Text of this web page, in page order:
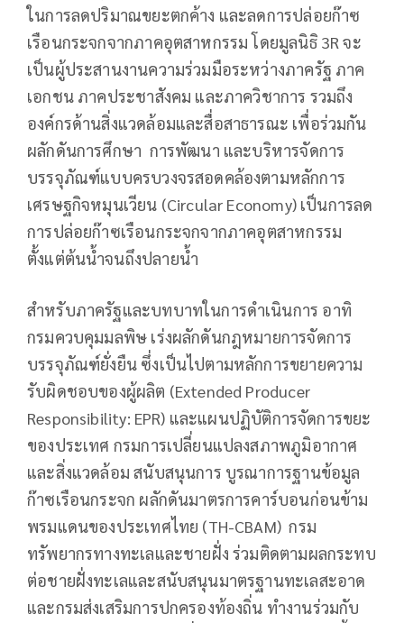
ในการลดปริมาณขยะตกค้าง และลดการปล่อยก๊าซ
เรือนกระจกจากภาคอุตสาหกรรม โดยมูลนิธิ 3R จะ
เป็นผู้ประสานงานความร่วมมือระหว่างภาครัฐ ภาค
เอกชน ภาคประชาสังคม และภาควิชาการ รวมถึง
องค์กรด้านสิ่งแวดล้อมและสื่อสาธารณะ เพื่อร่วมกัน
ผลักดันการศึกษา การพัฒนา และบริหารจัดการ
บรรจุภัณฑ์แบบครบวงจรสอดคล้องตามหลักการ
เศรษฐกิจหมุนเวียน (Circular Economy) เป็นการลด
การปล่อยก๊าซเรือนกระจกจากภาคอุตสาหกรรม
ตั้งแต่ต้นน้ำจนถึงปลายน้ำ
สำหรับภาครัฐและบทบาทในการดำเนินการ อาทิ
กรมควบคุมมลพิษ เร่งผลักดันกฎหมายการจัดการ
บรรจุภัณฑ์ยั่งยืน ซึ่งเป็นไปตามหลักการขยายความ
รับผิดชอบของผู้ผลิต (Extended Producer
Responsibility: EPR) และแผนปฏิบัติการจัดการขยะ
ของประเทศ กรมการเปลี่ยนแปลงสภาพภูมิอากาศ
และสิ่งแวดล้อม สนับสนุนการ บูรณาการฐานข้อมูล
ก๊าซเรือนกระจก ผลักดันมาตรการคาร์บอนก่อนข้าม
พรมแดนของประเทศไทย (TH-CBAM) กรม
ทรัพยากรทางทะเลและชายฝั่ง ร่วมติดตามผลกระทบ
ต่อชายฝั่งทะเลและสนับสนุนมาตรฐานทะเลสะอาด
และกรมส่งเสริมการปกครองท้องถิ่น ทำงานร่วมกับ